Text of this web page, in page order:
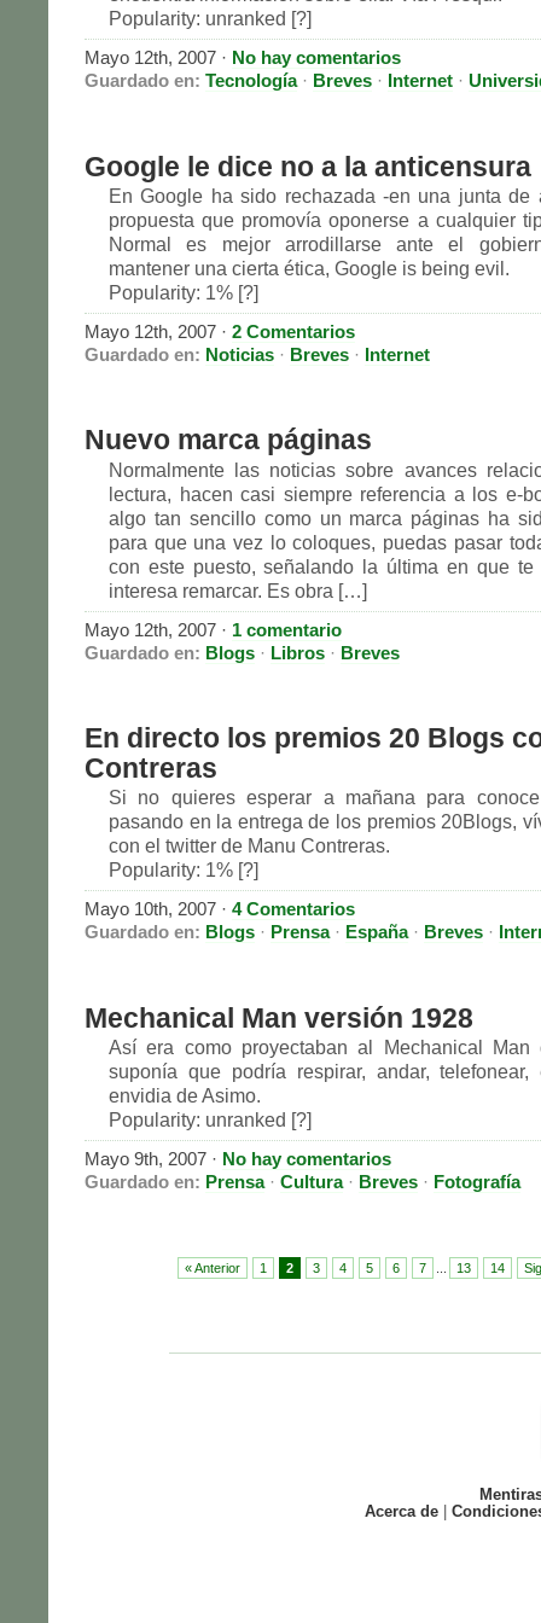
Popularity: unranked [?]
Mayo 12th, 2007 · No hay comentarios
Guardado en: Tecnología· Breves · Internet ·
Google le dice no a la anticensura
En Google ha sido rechazada -en una junta de
propuesta que promovía oponerse a cualquier
Normal es mejor arrodillarse ante el
mantener una cierta ética, Google is being evil.
Popularity: 1% [?]
Mayo 12th, 2007 · 2 Comentarios
Guardado en: Noticias · Breves · Internet
Nuevo marca páginas
Normalmente las noticias sobre avances
lectura, hacen casi siempre referencia a los e-
algo tan sencillo como un marca páginas ha
para que una vez lo coloques, puedas pasar
con este puesto, señalando la última en que te
interesa remarcar. Es obra […]
Mayo 12th, 2007 · 1 comentario
Guardado en: Blogs · Libros · Breves
En directo los premios 20 Blogs
Contreras
Si no quieres esperar a mañana para
pasando en la entrega de los premios 20Blogs,
con el twitter de Manu Contreras.
Popularity: 1% [?]
Mayo 10th, 2007 · 4 Comentarios
Guardado en: Blogs · Prensa· España· Breves ·
Mechanical Man versión 1928
Así era como proyectaban al Mechanical Man
suponía que podría respirar, andar,
envidia de Asimo.
Popularity: unranked [?]
Mayo 9th, 2007 · No hay comentarios
Guardado en: Prensa· Cultura· Breves · Fotografía
« Anterior 1 2 3 4 5 6 7 13 14
Acerca de